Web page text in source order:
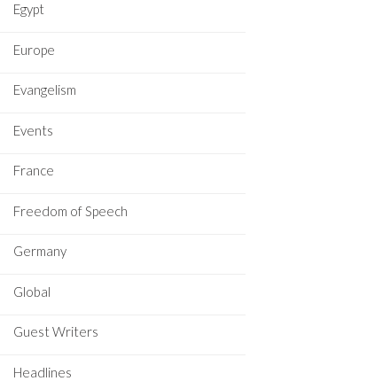
Egypt
Europe
Evangelism
Events
France
Freedom of Speech
Germany
Global
Guest Writers
Headlines